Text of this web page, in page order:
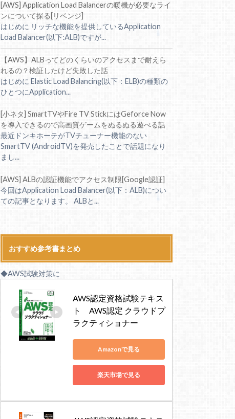
[AWS] Application Load Balancerの暖機が必要なライ
ンについて探る[リベンジ]
はじめに リッチな機能を提供しているApplication
Load Balancer(以下:ALB)ですが...
【AWS】ALBってどのくらいのアクセスまで耐えら
れるの？検証したけど失敗した話
はじめに Elastic Load Balancing(以下：ELB)の種類の
ひとつにApplication...
[小ネタ] SmartTVやFire TV StickにはGeforce Now
を導入できるので高画質ゲームをぬるぬる遊べる話
最近ドンキホーテがTVチューナー機能のない
SmartTV (AndroidTV)を発売したことで話題になり
まし...
[AWS] ALBの認証機能でアクセス制限[Google認証]
今回はApplication Load Balancer(以下：ALB)につい
ての記事となります。 ALBと...
おすすめ参考書まとめ
◆AWS試験対策に
AWS認定資格試験テキス
ト　AWS認定 クラウドプ
ラクティショナー
Amazonで見る
楽天市場で見る